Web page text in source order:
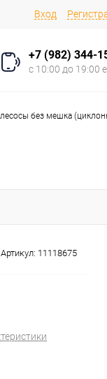
Вход
+7 (982) 344-
с 10:00 до 19:00
без мешка
Артикул: 11118675